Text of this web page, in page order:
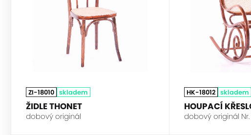
ZI-18010 skladem
ŽIDLE THONET
dobový originál
HK-18012 skladem
HOUPACÍ
dobový originál Nr.